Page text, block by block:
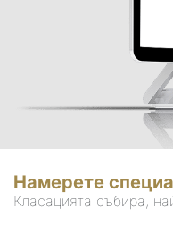
Намерете
Класацията събира,